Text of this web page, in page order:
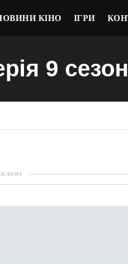
КІНО ІГРИ
9